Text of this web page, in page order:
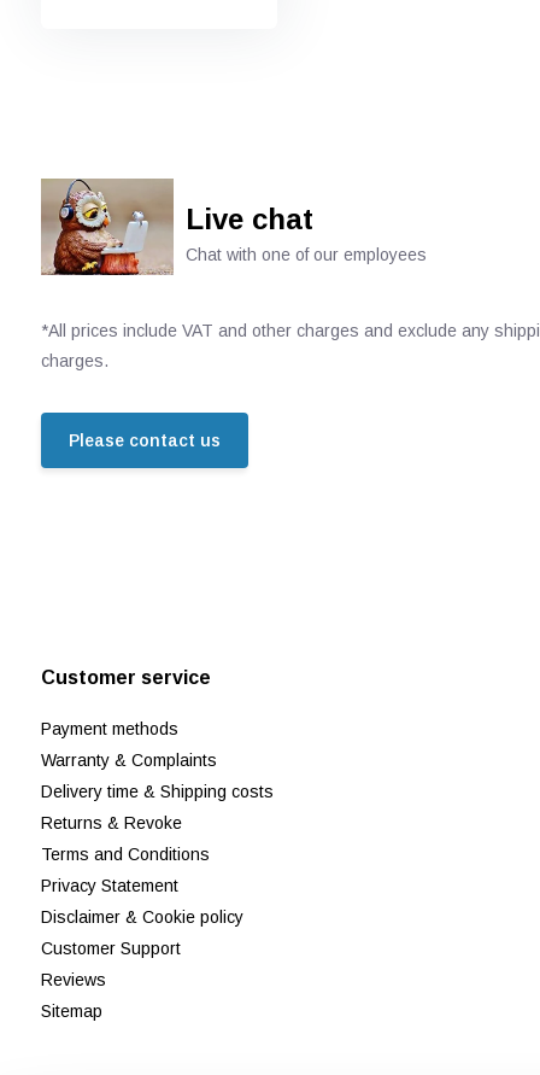
Live chat
Chat with one of our employees
*All prices include VAT and other charges and exclude any
charges.
Please contact us
Customer service
Payment methods
Warranty & Complaints
Delivery time & Shipping costs
Returns & Revoke
Terms and Conditions
Privacy Statement
Disclaimer & Cookie policy
Customer Support
Reviews
Sitemap